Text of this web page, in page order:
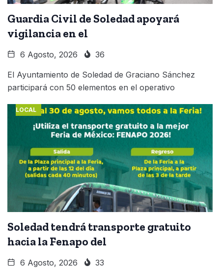
Guardia Civil de Soledad apoyará
vigilancia en el
6 Agosto, 2026 36
El Ayuntamiento de Soledad de Graciano Sánchez
participará con 50 elementos en el operativo
LOCAL
Soledad tendrá transporte gratuito
hacia la Fenapo del
6 Agosto, 2026 33